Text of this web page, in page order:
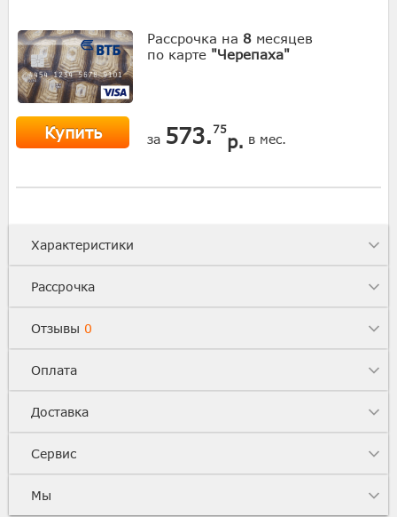
Рассрочка на 8 месяцев
по карте "Черепаха"
Купить за 573. 75
р. в мес.
Характеристики
Рассрочка
Отзывы 0
Оплата
Доставка
Сервис
Мы